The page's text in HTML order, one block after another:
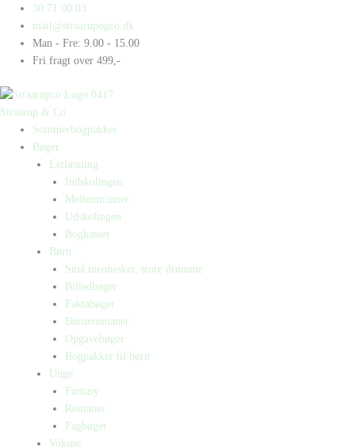
indholdet
30 71 00 03
mail@straarupogco.dk
Man - Fre: 9.00 - 15.00
Fri fragt over 499,-
Straarup & Co
Sommerbogpakker
Bøger
Letlæsning
Indskolingen
Mellemtrinnet
Udskolingen
Bogkasser
Børn
Små mennesker, store drømme
Billedbøger
Faktabøger
Børneromaner
Opgavebøger
Bogpakker til børn
Unge
Fantasy
Romaner
Fagbøger
Voksne
Products
search
Products
search